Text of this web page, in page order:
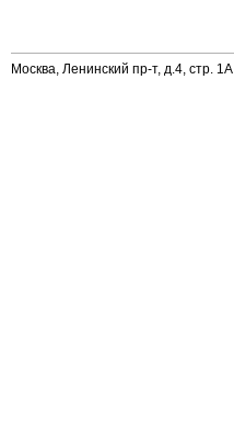
Москва, Ленинский пр-т, д.4, стр. 1А